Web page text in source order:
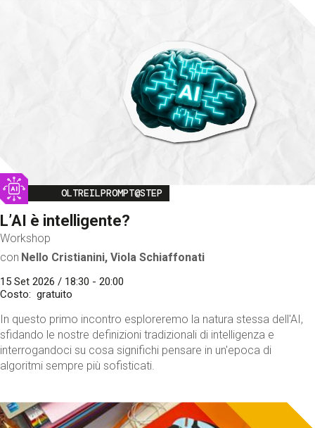
Image
OLTREILPROMPT@STEP
L’AI è intelligente?
Workshop
con Nello Cristianini, Viola Schiaffonati
15 Set 2026 / 18:30 - 20:00
Costo
gratuito
In questo primo incontro esploreremo la natura stessa dell'AI,
sfidando le nostre definizioni tradizionali di intelligenza e
interrogandoci su cosa significhi pensare in un'epoca di
algoritmi sempre più sofisticati.